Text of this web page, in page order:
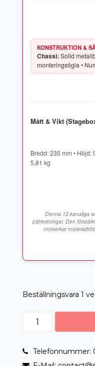
KONSTRUKTION &
Chassi: Solid
monteringsögla •
Mått & Vikt
Bredd: 235 mm • Höjd:
Denna 12-kanaliga
påfrestningar. Den
Beställningsvara 1
Telefonnummer: